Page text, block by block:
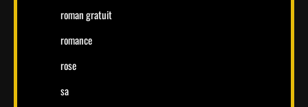
roman gratuit
romance
rose
sa